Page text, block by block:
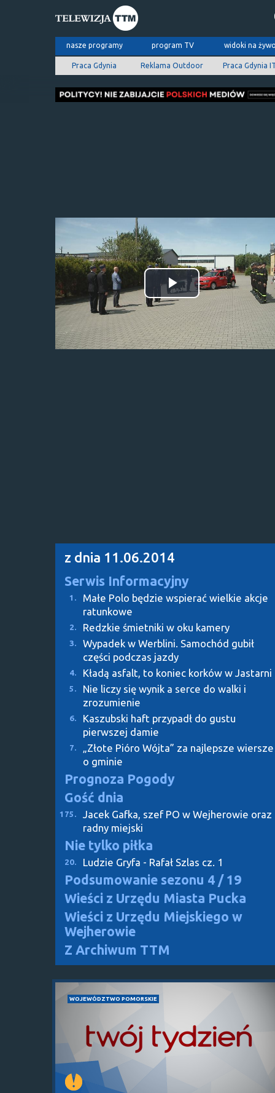
nasze programy program TV widoki na
Praca Gdynia Reklama Outdoor Praca Gdynia
Odtwórz
wideo
z dnia 11.06.2014
Serwis Informacyjny
1.
Małe Polo będzie wspierać wielkie akcje
ratunkowe
2. Redzkie śmietniki w oku kamery
3.
Wypadek w Werblini. Samochód gubił
części podczas jazdy
4. Kładą asfalt, to koniec korków w Jastarni
5.
Nie liczy się wynik a serce do walki i
zrozumienie
6.
Kaszubski haft przypadł do gustu
pierwszej damie
7.
„Złote Pióro Wójta” za najlepsze wiersze
o gminie
Prognoza Pogody
Gość dnia
175.
Jacek Gafka, szef PO w Wejherowie oraz
radny miejski
Nie tylko piłka
20. Ludzie Gryfa - Rafał Szlas cz. 1
Podsumowanie sezonu 4 / 19
Wieści z Urzędu Miasta Pucka
Wieści z Urzędu Miejskiego w
Wejherowie
Z Archiwum TTM
WOJEWÓDZTWO POMORSKIE